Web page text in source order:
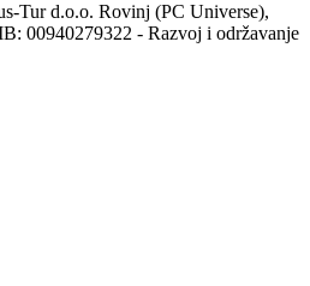
Tur d.o.o. Rovinj (PC Universe),
00940279322 - Razvoj i održavanje